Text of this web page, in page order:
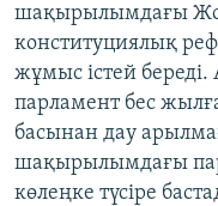
шақырылымдағы
конституциялық
жұмыс істей
парламент бес
басынан дау
шақырылымдағы
көлеңке түсіре